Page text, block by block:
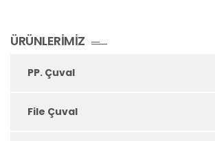
ÜRÜNLERIMIZ
PP. Çuval
File Çuval